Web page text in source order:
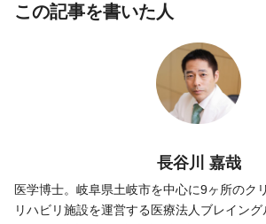
この記事を書いた人
長谷川 嘉哉
医学博士。岐阜県土岐市を中心に9ヶ所のク
リハビリ施設を運営する医療法人ブレイン